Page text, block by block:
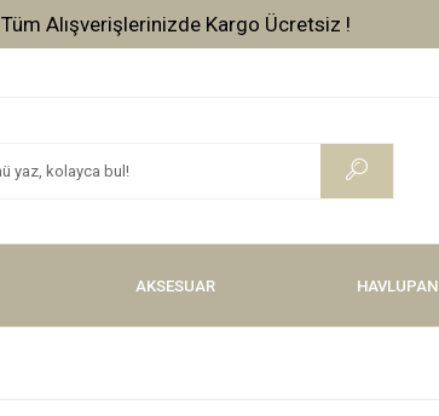
Tüm Alışverişlerinizde Kargo Ücretsiz !
AKSESUAR HAVLUPAN